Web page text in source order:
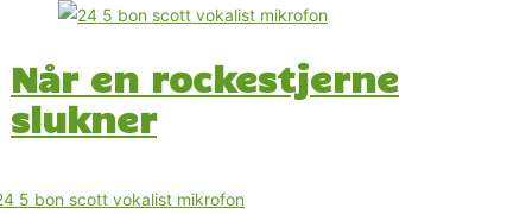
Når en rockestjerne
slukner